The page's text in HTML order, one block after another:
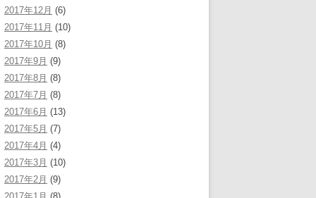
2017年12月 (6)
2017年11月 (10)
2017年10月 (8)
2017年9月 (9)
2017年8月 (8)
2017年7月 (8)
2017年6月 (13)
2017年5月 (7)
2017年4月 (4)
2017年3月 (10)
2017年2月 (9)